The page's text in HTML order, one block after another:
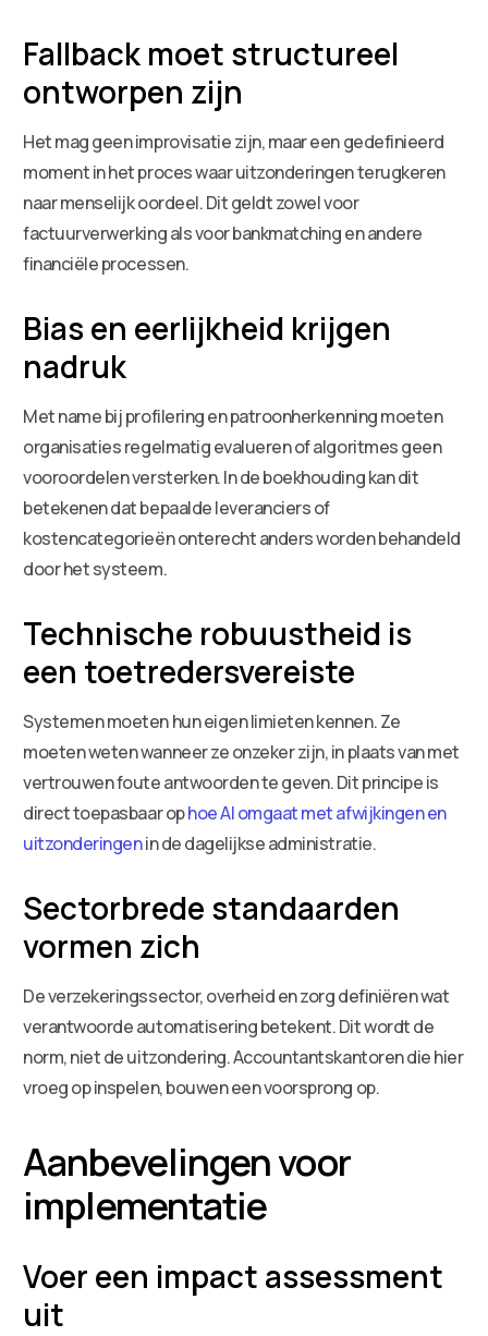
Fallback moet structureel
ontworpen zijn
Het mag geen improvisatie zijn, maar een gedefinieerd
moment in het proces waar uitzonderingen terugkeren
naar menselijk oordeel. Dit geldt zowel voor
factuurverwerking als voor bankmatching en andere
financiële processen.
Bias en eerlijkheid krijgen
nadruk
Met name bij profilering en patroonherkenning moeten
organisaties regelmatig evalueren of algoritmes geen
vooroordelen versterken. In de boekhouding kan dit
betekenen dat bepaalde leveranciers of
kostencategorieën onterecht anders worden behandeld
door het systeem.
Technische robuustheid is
een toetredersvereiste
Systemen moeten hun eigen limieten kennen. Ze
moeten weten wanneer ze onzeker zijn, in plaats van met
vertrouwen foute antwoorden te geven. Dit principe is
direct toepasbaar ophoe AI omgaat met afwijkingen en
uitzonderingenin de dagelijkse administratie.
Sectorbrede standaarden
vormen zich
De verzekeringssector, overheid en zorg definiëren wat
verantwoorde automatisering betekent. Dit wordt de
norm, niet de uitzondering. Accountantskantoren die hier
vroeg op inspelen, bouwen een voorsprong op.
Aanbevelingen voor
implementatie
Voer een impact assessment
uit